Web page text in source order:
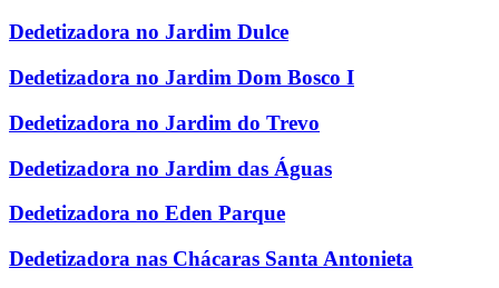
Dedetizadora no Jardim Dulce
Dedetizadora no Jardim Dom Bosco I
Dedetizadora no Jardim do Trevo
Dedetizadora no Jardim das Águas
Dedetizadora no Eden Parque
Dedetizadora nas Chácaras Santa Antonieta